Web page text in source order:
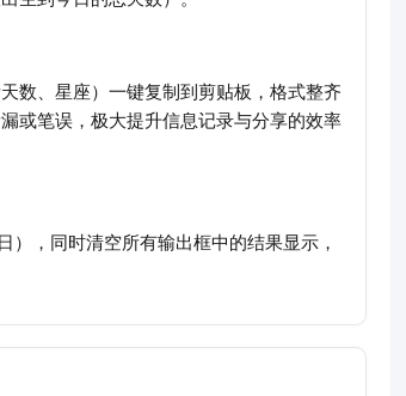
数、星座）一键复制到剪贴板，格式整齐
或笔误，极大提升信息记录与分享的效率
，同时清空所有输出框中的结果显示，